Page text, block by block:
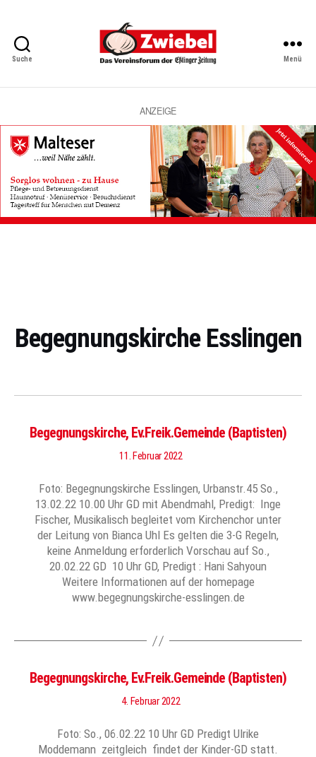
Suche
Vereinsforum
Eßlinger
Zeitung
Menü
ANZEIGE
Begegnungskirche Esslingen
Begegnungskirche, Ev.Freik.Gemeinde (Baptisten)
11. Februar 2022
Foto: Begegnungskirche Esslingen, Urbanstr.45 So.,
13.02.22 10.00 Uhr GD mit Abendmahl, Predigt: Inge
Fischer, Musikalisch begleitet vom Kirchenchor unter
der Leitung von Bianca Uhl Es gelten die 3-G Regeln,
keine Anmeldung erforderlich Vorschau auf So.,
20.02.22 GD 10 Uhr GD, Predigt : Hani Sahyoun
Weitere Informationen auf der homepage
www.begegnungskirche-esslingen.de
Begegnungskirche, Ev.Freik.Gemeinde (Baptisten)
4. Februar 2022
Foto: So., 06.02.22 10 Uhr GD Predigt Ulrike
Moddemann zeitgleich findet der Kinder-GD statt.